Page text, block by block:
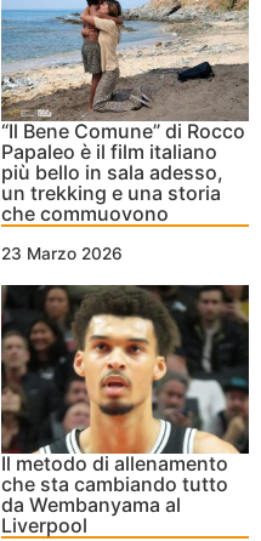
“Il Bene Comune” di Rocco
Papaleo è il film italiano
più bello in sala adesso,
un trekking e una storia
che commuovono
23 Marzo 2026
Il metodo di allenamento
che sta cambiando tutto
da Wembanyama al
Liverpool